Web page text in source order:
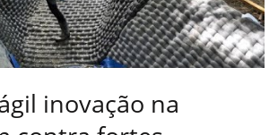
inovação na